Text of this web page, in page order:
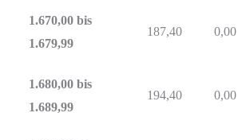
1.670,00 bis
1.679,99
187,40 0,00
1.680,00 bis
1.689,99
194,40 0,00